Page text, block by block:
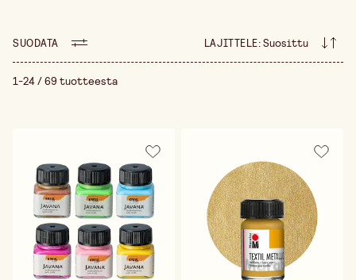
SUODATA LAJITTELE:Suosittu
1-24 / 69 tuotteesta